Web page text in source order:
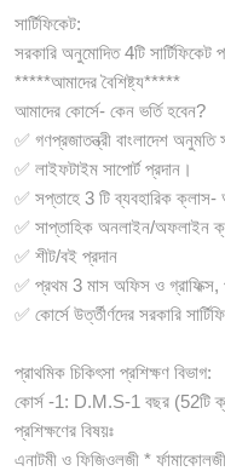
সার্টিফিকেট:
সরকারি অনুমোদিত 4টি সার্টিফিকেট
*****আমাদের বৈশিষ্ট্য*****
আমাদের কোর্সে- কেন ভর্তি হবেন?
✅ গণপ্রজাতন্ত্রী বাংলাদেশ অনুমতি
✅ লাইফটাইম সাপোর্ট প্রদান।
✅ সপ্তাহে 3 টি ব্যবহারিক
✅ সাপ্তাহিক অনলাইন/অফলাইন
✅ শীট/বই প্রদান
✅ প্রথম 3 মাস অফিস ও গ্রাফিক্স,
✅ কোর্সে উর্ত্তীর্ণদের সরকারি
প্রাথমিক চিকিৎসা প্রশিক্ষণ বিভাগ:
কোর্স -1: D.M.S-1 বছর (52টি
প্রশিক্ষণের বিষয়ঃ
এনাটমী ও ফিজিওলজী *